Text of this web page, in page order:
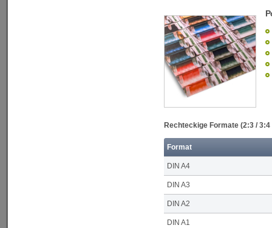
Rechteckige Formate (2:3 / 3:4
Format
DIN A4
DIN A3
DIN A2
DIN A1